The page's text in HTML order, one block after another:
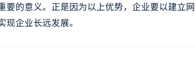
的意义。正是因为以上优势，企业要以建立网
企业长远发展。